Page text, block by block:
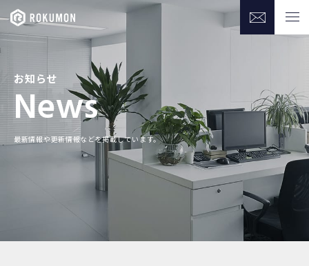
お知らせ
News
最新情報や更新情報などを掲載しています。